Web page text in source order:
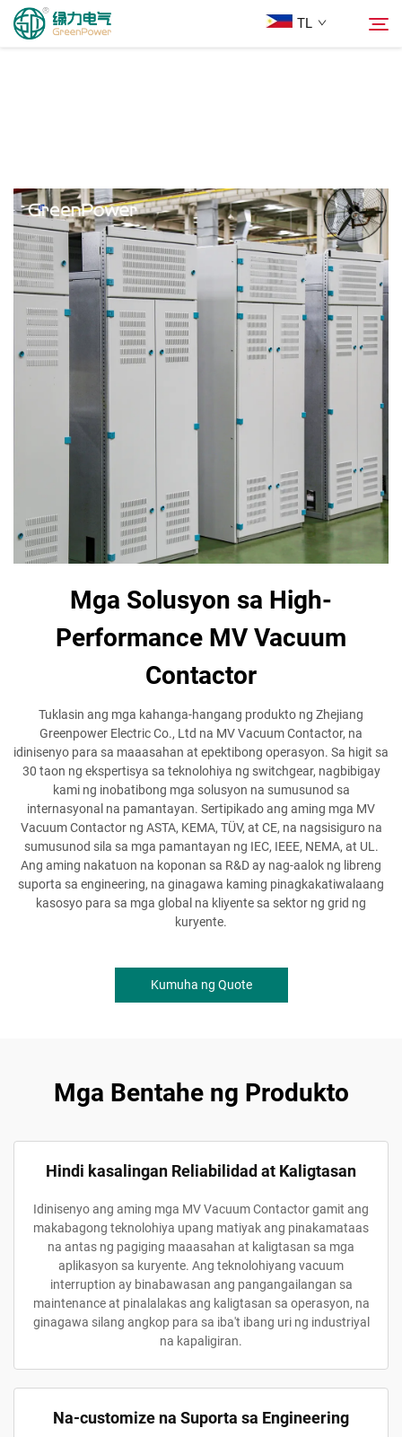
TL
Tungkol Sa Amin
Mga Solusyon
Ilagay
Makipag-ugnayan sa Amin
Mga Solusyon sa High-
Performance MV Vacuum
Contactor
Tuklasin ang mga kahanga-hangang produkto ng Zhejiang
Greenpower Electric Co., Ltd na MV Vacuum Contactor, na
idinisenyo para sa maaasahan at epektibong operasyon. Sa higit sa
30 taon ng ekspertisya sa teknolohiya ng switchgear, nagbibigay
kami ng inobatibong mga solusyon na sumusunod sa
internasyonal na pamantayan. Sertipikado ang aming mga MV
Vacuum Contactor ng ASTA, KEMA, TÜV, at CE, na nagsisiguro na
sumusunod sila sa mga pamantayan ng IEC, IEEE, NEMA, at UL.
Ang aming nakatuon na koponan sa R&D ay nag-aalok ng libreng
suporta sa engineering, na ginagawa kaming pinagkakatiwalaang
kasosyo para sa mga global na kliyente sa sektor ng grid ng
kuryente.
Kumuha ng Quote
Mga Bentahe ng Produkto
Hindi kasalingan Reliabilidad at Kaligtasan
Idinisenyo ang aming mga MV Vacuum Contactor gamit ang
makabagong teknolohiya upang matiyak ang pinakamataas
na antas ng pagiging maaasahan at kaligtasan sa mga
aplikasyon sa kuryente. Ang teknolohiyang vacuum
interruption ay binabawasan ang pangangailangan sa
maintenance at pinalalakas ang kaligtasan sa operasyon, na
ginagawa silang angkop para sa iba't ibang uri ng industriyal
na kapaligiran.
Na-customize na Suporta sa Engineering